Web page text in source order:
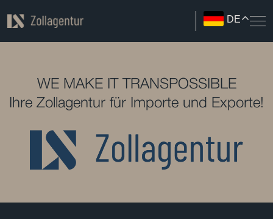
DE
WE MAKE IT TRANSPOSSIBLE
Ihre Zollagentur für Importe und Exporte!